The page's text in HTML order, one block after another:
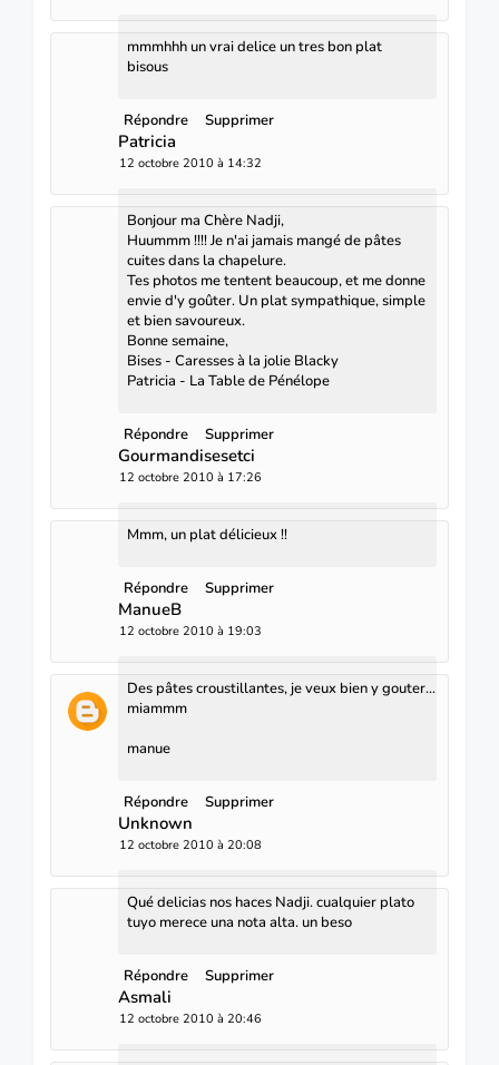
mmmhhh un vrai delice un tres bon plat
bisous
Répondre Supprimer
Patricia
12 octobre 2010 à 14:32
Bonjour ma Chère Nadji,
Huummm !!!! Je n'ai jamais mangé de pâtes
cuites dans la chapelure.
Tes photos me tentent beaucoup, et me donne
envie d'y goûter. Un plat sympathique, simple
et bien savoureux.
Bonne semaine,
Bises - Caresses à la jolie Blacky
Patricia - La Table de Pénélope
Répondre Supprimer
Gourmandisesetci
12 octobre 2010 à 17:26
Mmm, un plat délicieux !!
Répondre Supprimer
ManueB
12 octobre 2010 à 19:03
Des pâtes croustillantes, je veux bien y gouter...
miammm
manue
Répondre Supprimer
Unknown
12 octobre 2010 à 20:08
Qué delicias nos haces Nadji. cualquier plato
tuyo merece una nota alta. un beso
Répondre Supprimer
Asmali
12 octobre 2010 à 20:46